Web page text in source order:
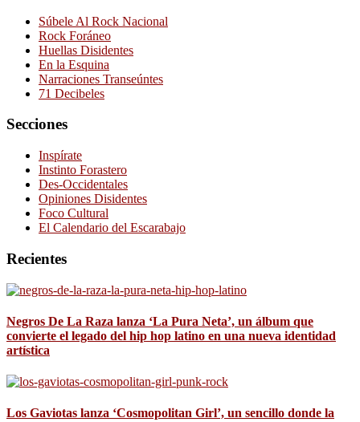
Súbele Al Rock Nacional
Rock Foráneo
Huellas Disidentes
En la Esquina
Narraciones Transeúntes
71 Decibeles
Secciones
Inspírate
Instinto Forastero
Des-Occidentales
Opiniones Disidentes
Foco Cultural
El Calendario del Escarabajo
Recientes
Negros De La Raza lanza ‘La Pura Neta’, un álbum que
convierte el legado del hip hop latino en una nueva identidad
artística
Los Gaviotas lanza ‘Cosmopolitan Girl’, un sencillo donde la